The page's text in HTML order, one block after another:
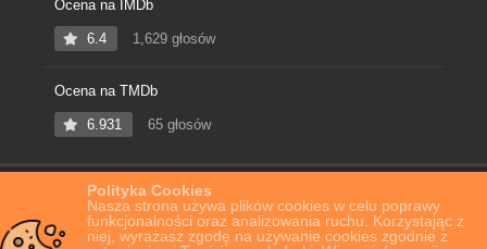
Polityka Cookies
Nasza strona używa plików cookies w celu poprawy
funkcjonalności oraz analizowania ruchu. Korzystając z
niej, wyrażasz zgodę na używanie cookies zgodnie z
Ocena na IMDb
6.4 1,629 głosów
Ocena na TMDb
6.931 65 głosów
Film Online Przesyłka specjalna